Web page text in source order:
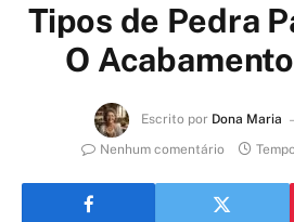
Tipos de Pedra
O
Escrito por Dona Maria
Nenhum comentário